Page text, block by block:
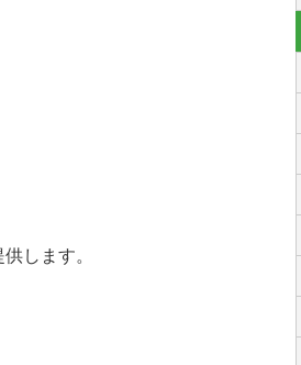
します。